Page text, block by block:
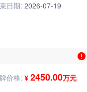
日期: 2026-07-19
价格: ¥ 2450.00万元